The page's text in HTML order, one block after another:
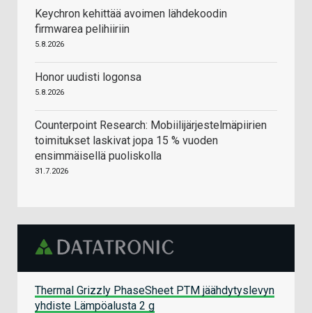
Keychron kehittää avoimen lähdekoodin
firmwarea pelihiiriin
5.8.2026
Honor uudisti logonsa
5.8.2026
Counterpoint Research: Mobiilijärjestelmäpiirien
toimitukset laskivat jopa 15 % vuoden
ensimmäisellä puoliskolla
31.7.2026
Thermal Grizzly PhaseSheet PTM jäähdytyslevyn
yhdiste Lämpöalusta 2 g